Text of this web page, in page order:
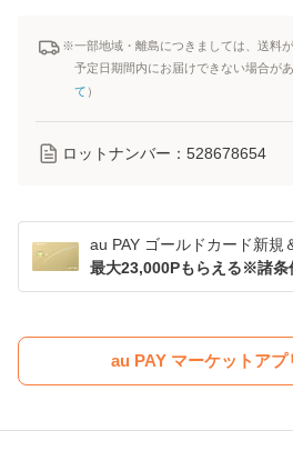
※一部地域・離島につきましては、送料
予定日期間内にお届けできない場合が
て ）
ロットナンバー： 528678654
au PAY ゴールドカード新規
最大23,000Pもらえる※諸条
au PAY マーケットアプ